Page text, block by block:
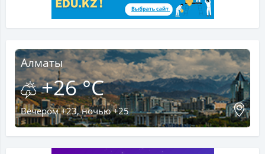
Алматы
+26 °C
Вечером +23, ночью +25